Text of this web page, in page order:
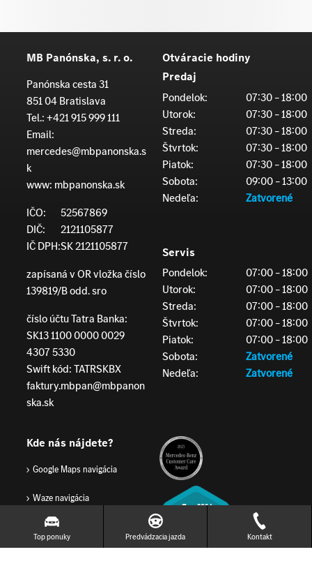
MB Panónska, s. r. o.
Panónska cesta 31
851 04 Bratislava
Tel.:+421 915 999 111
Email:
mercedes@mbpanonska.s
k
www: mbpanonska.sk
IČO:
52567869
DIČ:
2121105877
IČ DPH:SK 2121105877
zapísaná v OR vložka číslo
139819/B odd. sro
číslo účtu Tatra Banka:
SK13 1100 0000 0029
4307 5330
Swift kód: TATRSKBX
faktury.mbpan@mbpanon
ska.sk
Otváracie hodiny
Predaj
Pondelok:
07:30 – 18:00
Utorok:
07:30 – 18:00
Streda:
07:30 – 18:00
Štvrtok:
07:30 – 18:00
Piatok:
07:30 – 18:00
Sobota:
09:00 – 13:00
Nedeľa:
Zatvorené
Servis
Pondelok:
07:00 – 18:00
Utorok:
07:00 – 18:00
Streda:
07:00 – 18:00
Štvrtok:
07:00 – 18:00
Piatok:
07:00 – 18:00
Sobota:
Zatvorené
Nedeľa:
Zatvorené
Kde nás nájdete?
Google Maps navigácia
Waze navigácia
Top ponuky Predvádzacia jazda Kontakt